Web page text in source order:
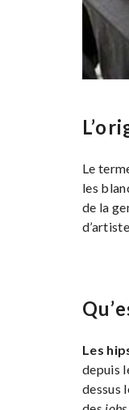
Le
les
de la
Les
depuis
dessus